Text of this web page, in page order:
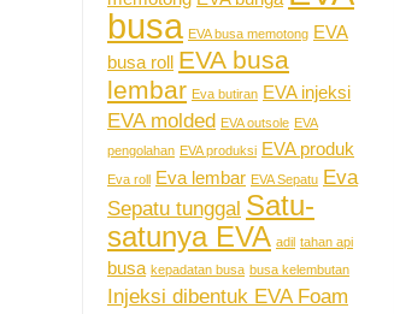
busa EVA busa memotong EVA
busa roll
EVA busa
lembar Eva butiran EVA injeksi
EVA molded EVA outsole EVA
pengolahan EVA produksi EVA produk
Eva roll Eva lembar EVA Sepatu Eva
Sepatu tunggal Satu-
satunya EVA adil tahan api
busa kepadatan busa busa kelembutan
Injeksi dibentuk EVA Foam